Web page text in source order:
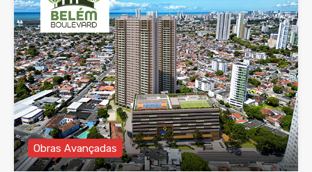
Obras Avançadas